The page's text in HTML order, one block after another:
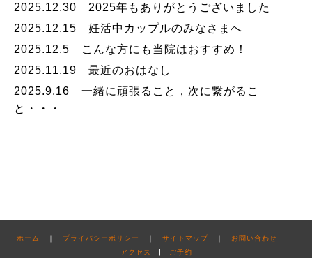
2025.12.30 2025年もありがとうございました
2025.12.15 妊活中カップルのみなさまへ
2025.12.5 こんな方にも当院はおすすめ！
2025.11.19 最近のおはなし
2025.9.16 一緒に頑張ること，次に繋がるこ
と・・・
ホーム ｜ プライバシーポリシー ｜ サイトマップ ｜ お問い合わせ
アクセス
ご予約